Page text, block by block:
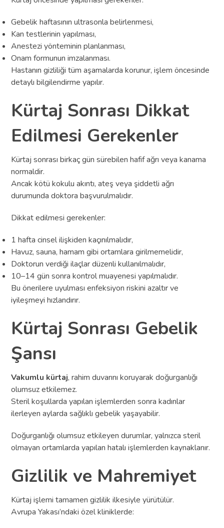
Gebelik haftasının ultrasonla belirlenmesi,
Kan testlerinin yapılması,
Anestezi yönteminin planlanması,
Onam formunun imzalanması.
Hastanın gizliliği tüm aşamalarda korunur, işlem öncesinde
detaylı bilgilendirme yapılır.
Kürtaj Sonrası Dikkat
Edilmesi Gerekenler
Kürtaj sonrası birkaç gün sürebilen hafif ağrı veya kanama
normaldir.
Ancak kötü kokulu akıntı, ateş veya şiddetli ağrı
durumunda doktora başvurulmalıdır.
Dikkat edilmesi gerekenler:
1 hafta cinsel ilişkiden kaçınılmalıdır,
Havuz, sauna, hamam gibi ortamlara girilmemelidir,
Doktorun verdiği ilaçlar düzenli kullanılmalıdır,
10–14 gün sonra kontrol muayenesi yapılmalıdır.
Bu önerilere uyulması enfeksiyon riskini azaltır ve
iyileşmeyi hızlandırır.
Kürtaj Sonrası Gebelik
Şansı
Vakumlu kürtaj, rahim duvarını koruyarak doğurganlığı
olumsuz etkilemez.
Steril koşullarda yapılan işlemlerden sonra kadınlar
ilerleyen aylarda sağlıklı gebelik yaşayabilir.
Doğurganlığı olumsuz etkileyen durumlar, yalnızca steril
olmayan ortamlarda yapılan hatalı işlemlerden kaynaklanır.
Gizlilik ve Mahremiyet
Kürtaj işlemi tamamen gizlilik ilkesiyle yürütülür.
Avrupa Yakası’ndaki özel kliniklerde: